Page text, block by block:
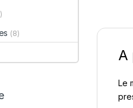
A
Le
(8)